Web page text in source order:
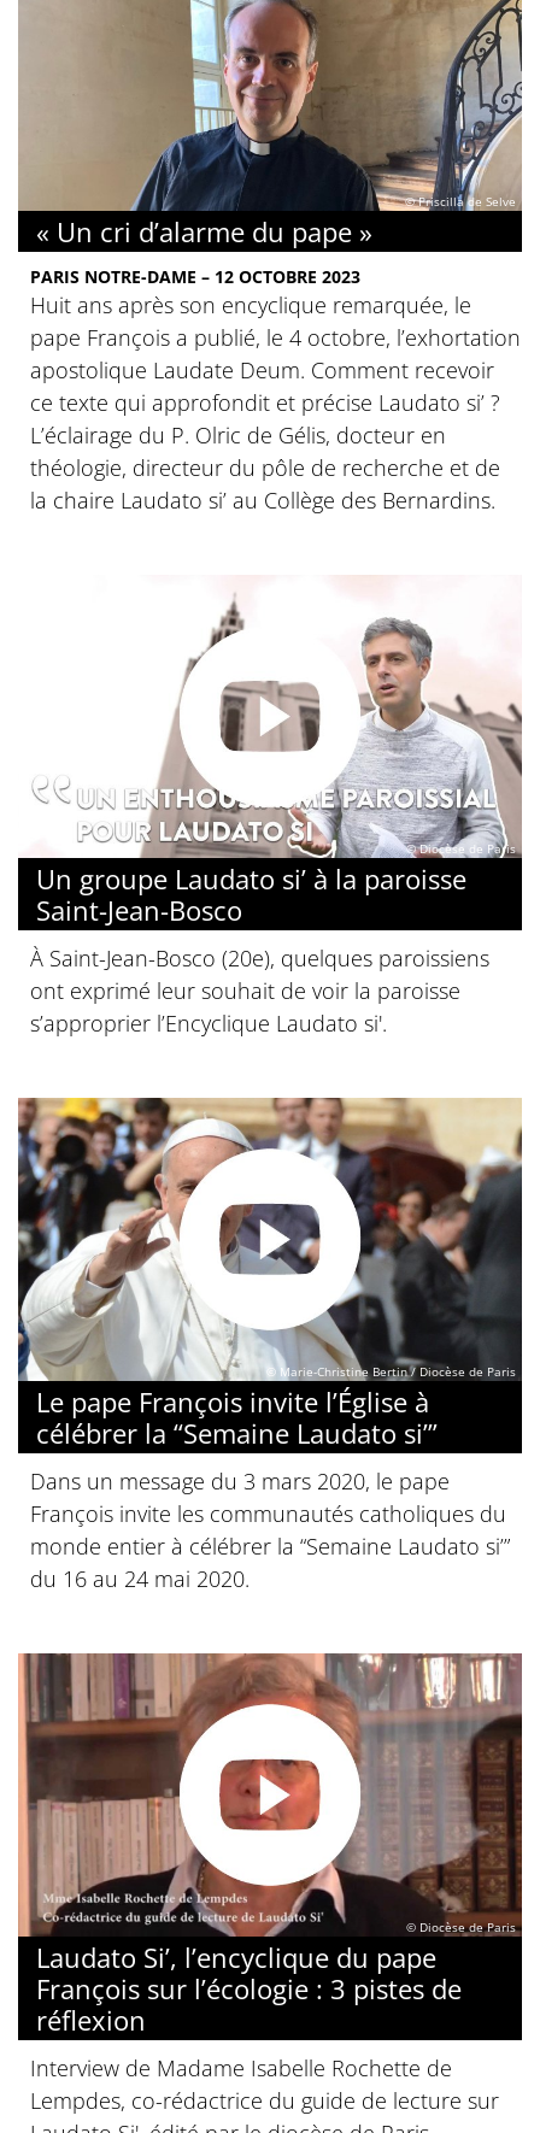
© Priscilla de Selve
« Un cri d’alarme du pape »
PARIS NOTRE-DAME – 12 OCTOBRE 2023
Huit ans après son encyclique remarquée, le
pape François a publié, le 4 octobre, l’exhortation
apostolique Laudate Deum. Comment recevoir
ce texte qui approfondit et précise Laudato si’ ?
L’éclairage du P. Olric de Gélis, docteur en
théologie, directeur du pôle de recherche et de
la chaire Laudato si’ au Collège des Bernardins.
© Diocèse de Paris
Un groupe Laudato si’ à la paroisse
Saint-Jean-Bosco
À Saint-Jean-Bosco (20e), quelques paroissiens
ont exprimé leur souhait de voir la paroisse
s’approprier l’Encyclique Laudato si'.
© Marie-Christine Bertin / Diocèse de Paris
Le pape François invite l’Église à
célébrer la “Semaine Laudato si’”
Dans un message du 3 mars 2020, le pape
François invite les communautés catholiques du
monde entier à célébrer la “Semaine Laudato si’”
du 16 au 24 mai 2020.
© Diocèse de Paris
Laudato Si’, l’encyclique du pape
François sur l’écologie : 3 pistes de
réflexion
Interview de Madame Isabelle Rochette de
Lempdes, co-rédactrice du guide de lecture sur